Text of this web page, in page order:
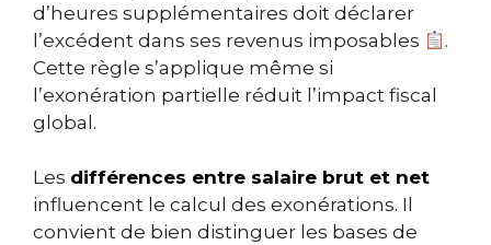
d’heures supplémentaires doit déclarer
l’excédent dans ses revenus imposables
.
Cette règle s’applique même si
l’exonération partielle réduit l’impact fiscal
global.
Les différences entre salaire brut et net
influencent le calcul des exonérations. Il
convient de bien distinguer les bases de